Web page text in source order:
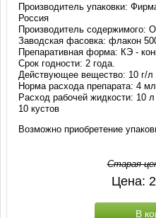
Производитель упаковки:
Россия
Производитель
Заводская фасовка: флакон
Препаративная форма: КЭ -
Срок годности: 2 года.
Действующее вещество: 10 г/л
Норма расхода препарата: 4
Расход рабочей жидкости: 10
10 кустов
Возможно приобретение
Старая
Цена:
В